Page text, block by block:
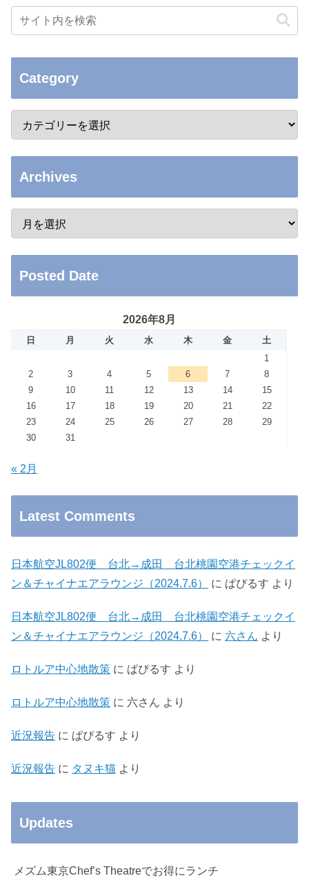
Category
Archives
Posted Date
2026年8月
日 月 火 水 木 金
土
1
2
3 4 5 6 7
8
9
10 11 12 13 14
15
16
17 18 19 20 21
22
23
24 25 26 27 28
29
30
31
« 2月
Latest Comments
日本航空JL802便 台北→成田 台北桃園空港チェックイ
ン＆チャイナエアラウンジ（2024.7.6）
に ぱぴるす より
日本航空JL802便 台北→成田 台北桃園空港チェックイ
ン＆チャイナエアラウンジ（2024.7.6）
に 六さん より
ロトルア中心地散策 に ぱぴるす より
ロトルア中心地散策 に 六さん より
近況報告 に ぱぴるす より
近況報告 に タヌキ猫 より
Updates
メズム東京Chef’s Theatreでお得にランチ